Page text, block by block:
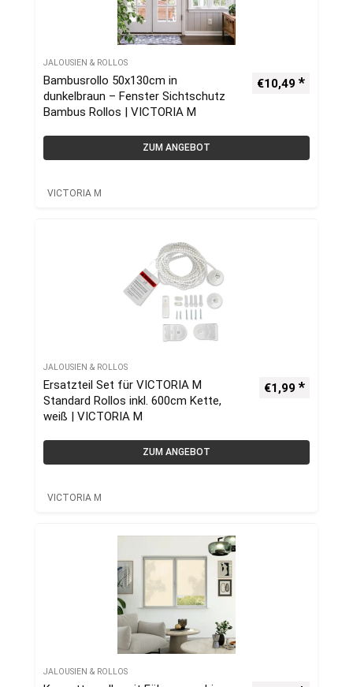
JALOUSIEN & ROLLOS
Bambusrollo 50x130cm in
dunkelbraun – Fenster Sichtschutz
Bambus Rollos | VICTORIA M
€10,49
ZUM ANGEBOT
VICTORIA M
JALOUSIEN & ROLLOS
Ersatzteil Set für VICTORIA M
Standard Rollos inkl. 600cm Kette,
weiß | VICTORIA M
€1,99
ZUM ANGEBOT
VICTORIA M
JALOUSIEN & ROLLOS